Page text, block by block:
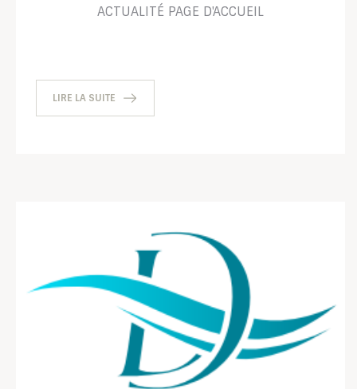
ACTUALITÉ PAGE D'ACCUEIL
LIRE LA SUITE